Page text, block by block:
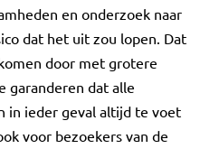
en onderzoek naar
dat het uit zou lopen. Dat
door met grotere
garanderen dat alle
in ieder geval altijd te voet
voor bezoekers van de